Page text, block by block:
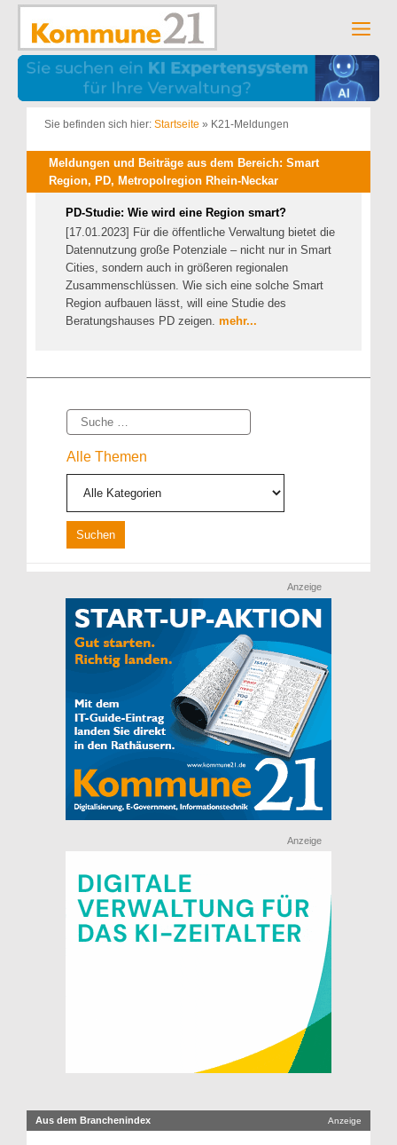
Zum
springen
Sie befinden sich hier: Startseite » K21-Meldungen
Meldungen und Beiträge aus dem Bereich: Smart
Region, PD, Metropolregion Rhein-Neckar
PD-Studie: Wie wird eine Region smart?
[17.01.2023] Für die öffentliche Verwaltung bietet die
Datennutzung große Potenziale – nicht nur in Smart
Cities, sondern auch in größeren regionalen
Zusammenschlüssen. Wie sich eine solche Smart
Region aufbauen lässt, will eine Studie des
Beratungshauses PD zeigen. mehr...
Suche
Alle Themen
Anzeige
Anzeige
Aus dem Branchenindex Anzeige